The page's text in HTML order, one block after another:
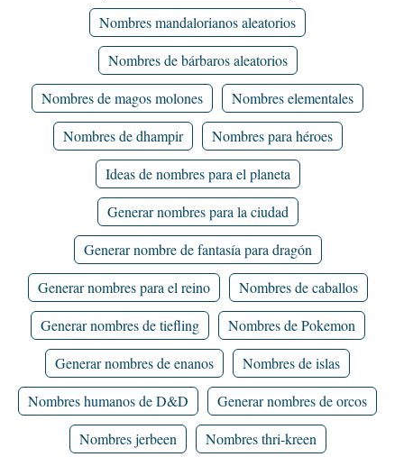
Nombres mandalorianos aleatorios
Nombres de bárbaros aleatorios
Nombres de magos molones
Nombres elementales
Nombres de dhampir
Nombres para héroes
Ideas de nombres para el planeta
Generar nombres para la ciudad
Generar nombre de fantasía para dragón
Generar nombres para el reino
Nombres de caballos
Generar nombres de tiefling
Nombres de Pokemon
Generar nombres de enanos
Nombres de islas
Nombres humanos de D&D
Generar nombres de orcos
Nombres jerbeen
Nombres thri-kreen